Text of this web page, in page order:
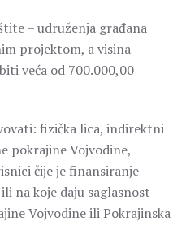
– udruženja građana
projektom, a visina
veća od 700.000,00
fizička lica, indirektni
pokrajine Vojvodine,
čije je finansiranje
na koje daju saglasnost
Vojvodine ili Pokrajinska